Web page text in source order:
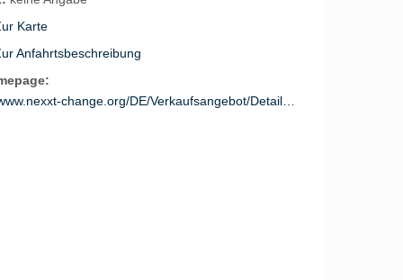
Karte
Anfahrtsbeschreibung
change.org/DE/Verkaufsangebot/Detailseite/detailseite_jsp